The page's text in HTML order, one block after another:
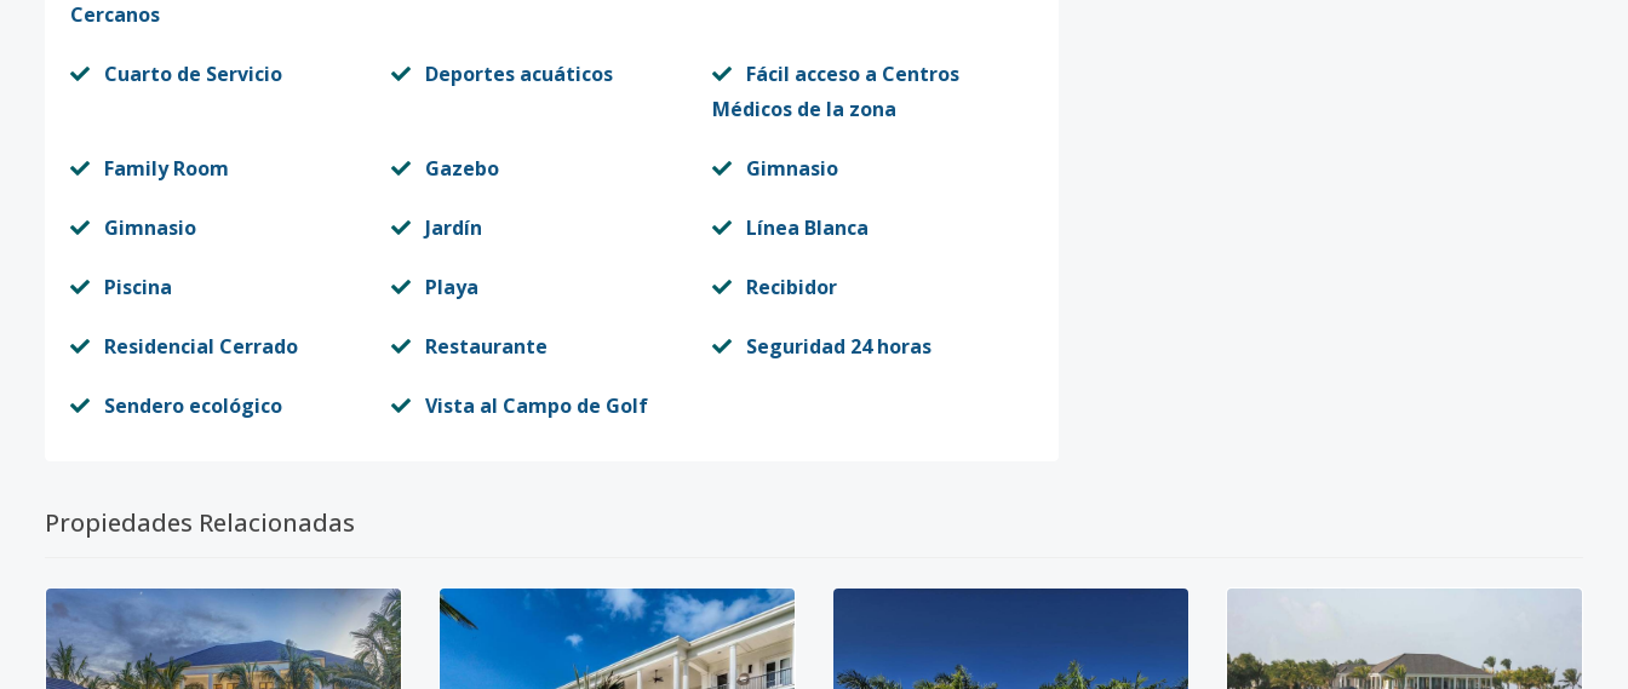
Cercanos
Cuarto de Servicio Deportes acuáticos
Fácil acceso a Centros
Médicos de la zona
Family Room Gazebo Gimnasio
Gimnasio Jardín Línea Blanca
Piscina Playa Recibidor
Residencial Cerrado Restaurante Seguridad 24 horas
Sendero ecológico Vista al Campo de Golf
Propiedades Relacionadas